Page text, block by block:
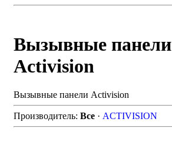
Вызывные панели
Activision
Вызывные панели Activision
Производитель: Все · ACTIVISION